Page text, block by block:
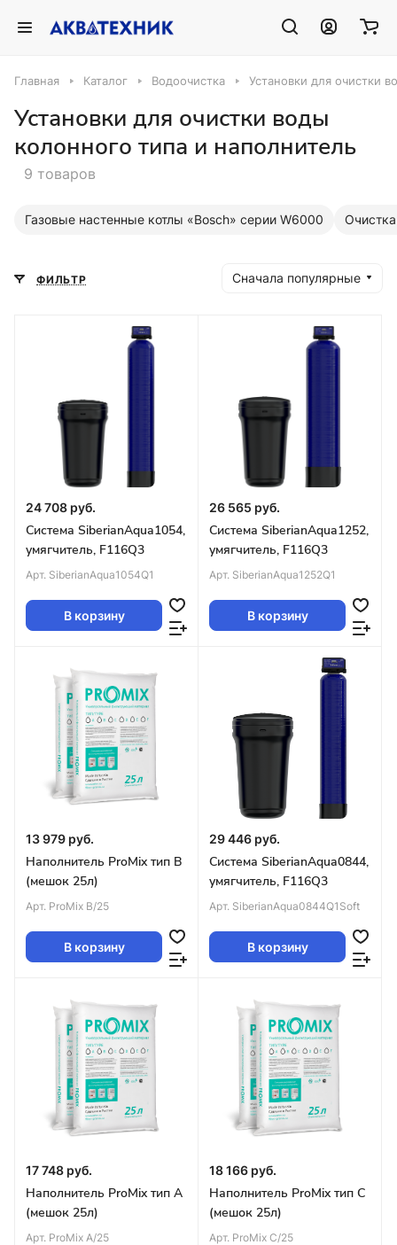
Главная Каталог Водоочистка Установки для очистки
Установки для очистки воды
колонного типа и наполнитель
9 товаров
Газовые настенные котлы «Bosch» серии W6000
ФИЛЬТР Сначала популярные
24 708 руб.
Система SiberianAqua1054,
умягчитель, F116Q3
Арт. SiberianAqua1054Q1
В корзину
26 565 руб.
Система SiberianAqua1252,
умягчитель, F116Q3
Арт. SiberianAqua1252Q1
В корзину
13 979 руб.
Наполнитель ProMix тип B
(мешок 25л)
Арт. ProMix B/25
В корзину
29 446 руб.
Система SiberianAqua0844,
умягчитель, F116Q3
Арт. SiberianAqua0844Q1Soft
В корзину
17 748 руб.
Наполнитель ProMix тип A
(мешок 25л)
Арт. ProMix A/25
18 166 руб.
Наполнитель ProMix тип C
(мешок 25л)
Арт. ProMix C/25